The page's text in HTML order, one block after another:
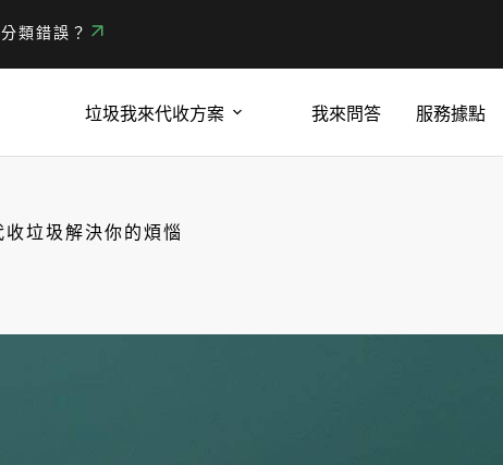
類錯誤？
垃圾我來代收方案 我來問答 服務據點
垃圾解決你的煩惱